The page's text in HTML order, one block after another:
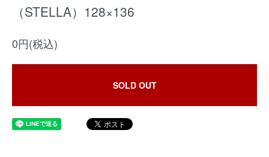
（STELLA）128×136
0円(税込)
SOLD OUT